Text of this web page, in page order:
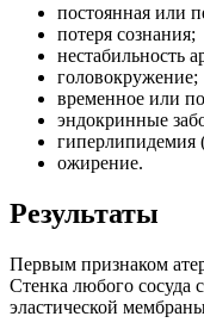
постоянная или
потеря сознания;
нестабильность
головокружение;
временное или
эндокринные
гиперлипидемия
ожирение.
Результаты
Первым признаком
Стенка любого сосуда
эластической